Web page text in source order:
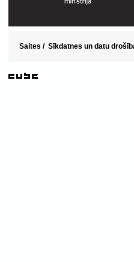
Saites / Sīkdatnes un datu